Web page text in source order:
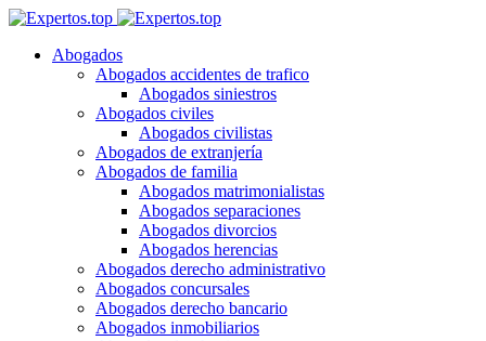
Abogados
Abogados accidentes de trafico
Abogados siniestros
Abogados civiles
Abogados civilistas
Abogados de extranjería
Abogados de familia
Abogados matrimonialistas
Abogados separaciones
Abogados divorcios
Abogados herencias
Abogados derecho administrativo
Abogados concursales
Abogados derecho bancario
Abogados inmobiliarios